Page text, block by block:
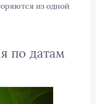
из одной
по датам